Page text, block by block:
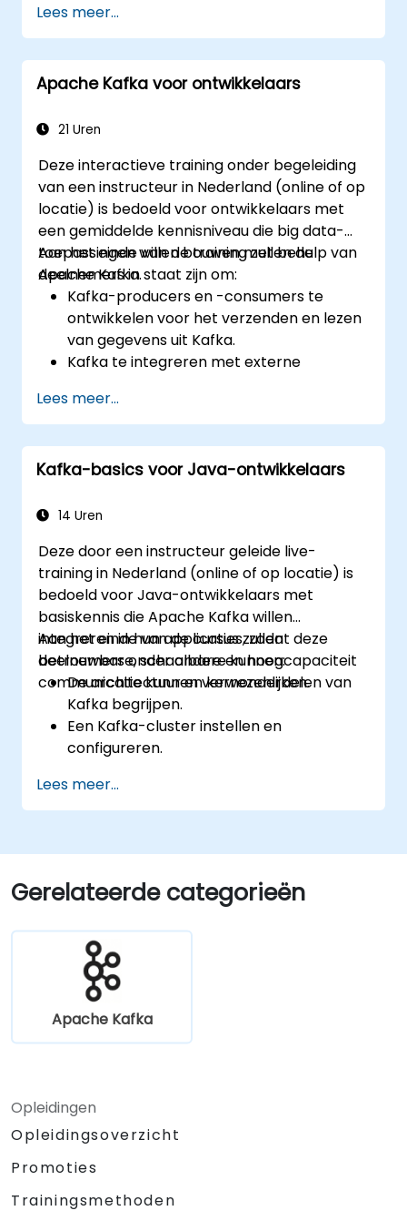
behoeften hebben (bijvoorbeeld alleen op
het gebied van systeembeheer), dan kan
deze cursus aangepast worden om beter aan
uw wensen te voldoen.
Lees meer...
Apache Kafka voor ontwikkelaars
21 Uren
Deze interactieve training onder begeleiding
van een instructeur in Nederland (online of op
locatie) is bedoeld voor ontwikkelaars met
een gemiddelde kennisniveau die big data-
toepassingen willen bouwen met behulp van
Apache Kafka.
Aan het einde van de training zullen de
deelnemers in staat zijn om:
Kafka-producers en -consumers te
ontwikkelen voor het verzenden en lezen
van gegevens uit Kafka.
Kafka te integreren met externe
Streamingtoepassingen te schrijven met
behulp van Kafka Streams en ksqlDB.
Een Kafka-clienttoepassing te verbinden
met Confluent Cloud voor
Kafka.
on oefeningen en reële use cases.
Lees meer...
Kafka-basics voor Java-ontwikkelaars
14 Uren
Deze door een instructeur geleide live-
training in Nederland (online of op locatie) is
bedoeld voor Java-ontwikkelaars met
basiskennis die Apache Kafka willen
integreren in hun applicaties, zodat deze
betrouwbare, schaalbare en hoogcapaciteit
communicatie kunnen verwezenlijken.
Aan het einde van de cursus zullen
deelnemers onder andere kunnen:
De architectuur en kernonderdelen van
Kafka begrijpen.
Een Kafka-cluster instellen en
configureren.
met Java.
Kafka Streams toepassen voor realtime
Zorgen voor fouttolerantie en
schaalbaarheid in Kafka-applicaties.
Lees meer...
Gerelateerde categorieën
Apache Kafka
Opleidingen
Opleidingsoverzicht
Promoties
Trainingsmethoden